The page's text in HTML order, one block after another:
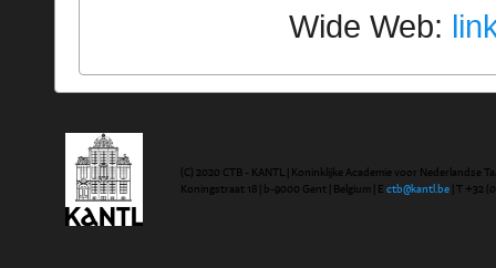
Wide Web:
(C) 2020 CTB - KANTL | Koninklijke Academie voor Nederlandse
Koningstraat 18 | b-9000 Gent | Belgium | E ctb@kantl.be | T +32